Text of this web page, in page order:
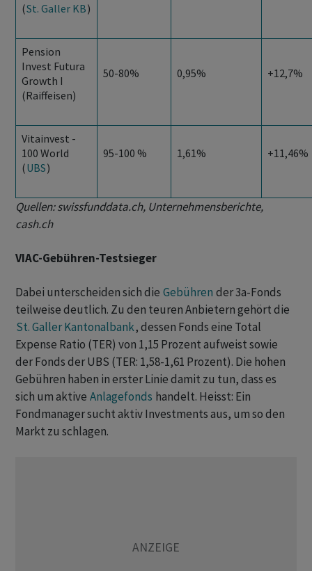
(St. Galler KB)
Pension
Invest Futura
Growth I
(Raiffeisen)
50-80% 0,95% +12,7%
Vitainvest -
100 World
(UBS)
95-100 % 1,61% +11,46%
Quellen: swissfunddata.ch, Unternehmensberichte,
cash.ch
VIAC-Gebühren-Testsieger
Dabei unterscheiden sich die Gebühren der 3a-Fonds
teilweise deutlich. Zu den teuren Anbietern gehört die
St. Galler Kantonalbank, dessen Fonds eine Total
Expense Ratio (TER) von 1,15 Prozent aufweist sowie
der Fonds der UBS (TER: 1,58-1,61 Prozent). Die hohen
Gebühren haben in erster Linie damit zu tun, dass es
sich um aktive Anlagefonds handelt. Heisst: Ein
Fondmanager sucht aktiv Investments aus, um so den
Markt zu schlagen.